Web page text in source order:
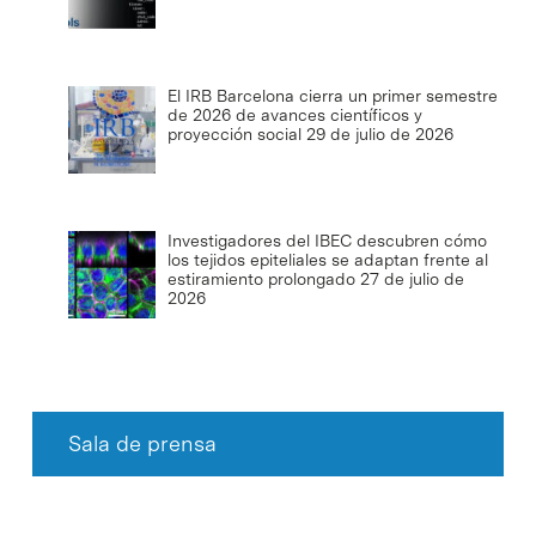
El IRB Barcelona cierra un primer semestre
de 2026 de avances científicos y
proyección social 29 de julio de 2026
Investigadores del IBEC descubren cómo
los tejidos epiteliales se adaptan frente al
estiramiento prolongado 27 de julio de
2026
Sala de prensa